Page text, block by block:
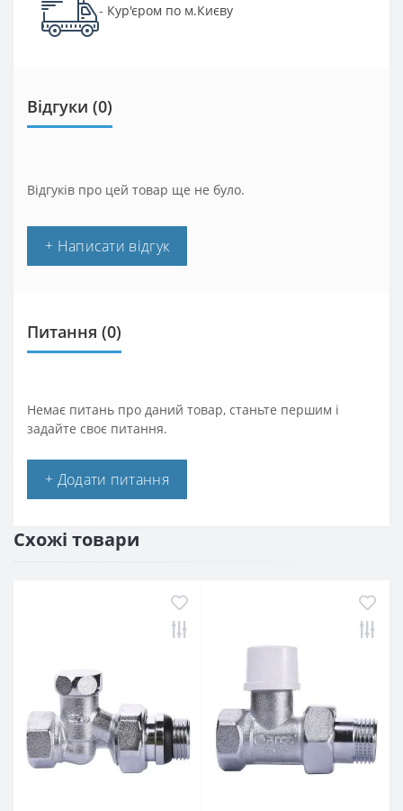
- Кур'єром по м.Києву
Відгуки (0)
Відгуків про цей товар ще не було.
+ Написати відгук
Питання (0)
Немає питань про даний товар, станьте першим і
задайте своє питання.
+ Додати питання
Схожі товари